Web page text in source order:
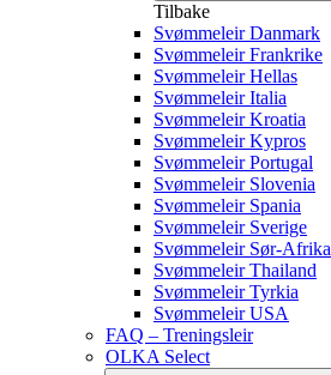
Tilbake
Svømmeleir Danmark
Svømmeleir Frankrike
Svømmeleir Hellas
Svømmeleir Italia
Svømmeleir Kroatia
Svømmeleir Kypros
Svømmeleir Portugal
Svømmeleir Slovenia
Svømmeleir Spania
Svømmeleir Sverige
Svømmeleir Sør-Afrika
Svømmeleir Thailand
Svømmeleir Tyrkia
Svømmeleir USA
FAQ – Treningsleir
OLKA Select